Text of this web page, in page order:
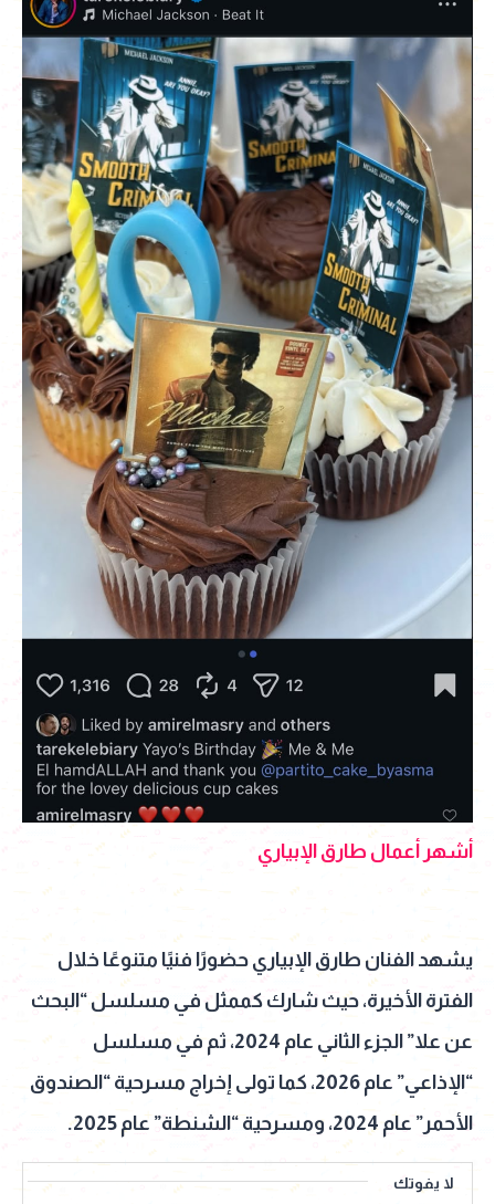
أشهر أعمال طارق الإبياري
يشهد الفنان طارق الإبياري حضورًا فنيًا متنوعًا خلال
الفترة الأخيرة، حيث شارك كممثل في مسلسل “البحث
عن علا” الجزء الثاني عام 2024، ثم في مسلسل
“الإذاعي” عام 2026، كما تولى إخراج مسرحية “الصندوق
الأحمر” عام 2024، ومسرحية “الشنطة” عام 2025.
لا يفوتك